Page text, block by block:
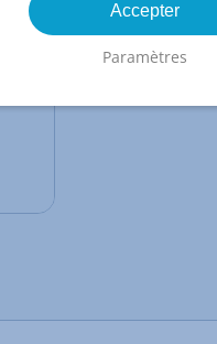
Accepter
Paramètres